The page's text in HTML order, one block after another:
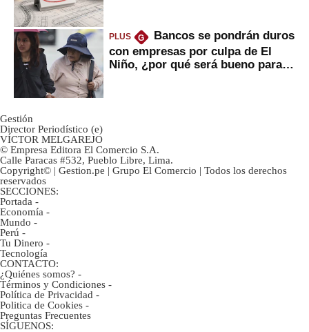
PLUS G
Bancos se pondrán duros
con empresas por culpa de El
Niño, ¿por qué será bueno para
Gestión
Director Periodístico (e)
VÍCTOR MELGAREJO
© Empresa Editora El Comercio S.A.
Calle Paracas #532, Pueblo Libre, Lima.
Copyright© | Gestion.pe | Grupo El Comercio | Todos los derechos
reservados
SECCIONES:
Portada -
Economía -
Mundo -
Perú -
Tu Dinero -
Tecnología
CONTACTO:
¿Quiénes somos? -
Términos y Condiciones -
Política de Privacidad -
Politica de Cookies -
Preguntas Frecuentes
SÍGUENOS: